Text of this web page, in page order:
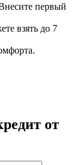
первый
взять до 7
от